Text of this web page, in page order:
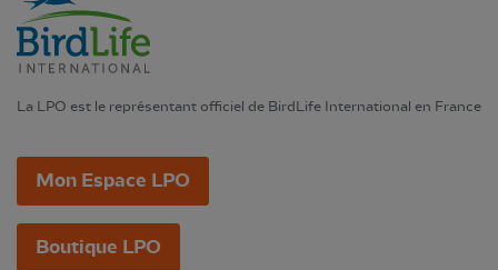
La LPO est le représentant officiel de BirdLife International en France
Mon Espace LPO
Boutique LPO